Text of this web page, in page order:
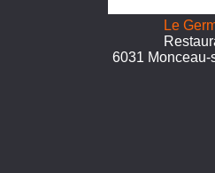
Le
6031 Monceau-